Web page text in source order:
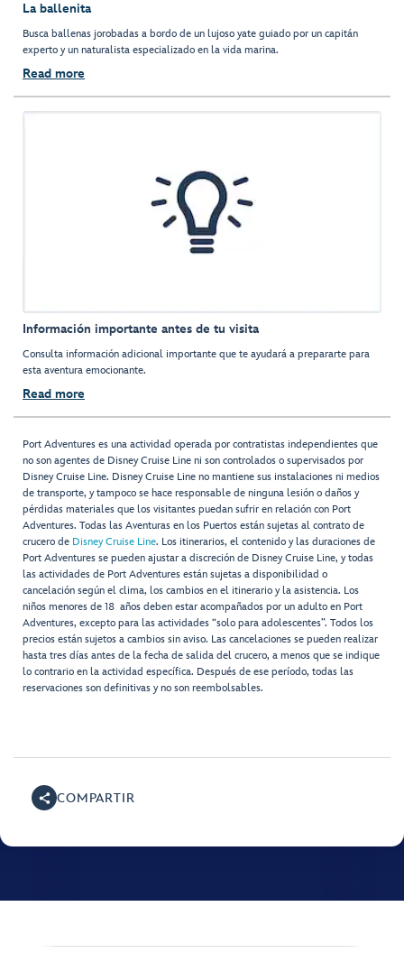
La ballenita
Busca ballenas jorobadas a bordo de un lujoso yate guiado por un capitán
experto y un naturalista especializado en la vida marina.
Read more
Información importante antes de tu visita
Consulta información adicional importante que te ayudará a prepararte para
esta aventura emocionante.
Read more
Port Adventures es una actividad operada por contratistas independientes que
no son agentes de Disney Cruise Line ni son controlados o supervisados por
Disney Cruise Line. Disney Cruise Line no mantiene sus instalaciones ni medios
de transporte, y tampoco se hace responsable de ninguna lesión o daños y
pérdidas materiales que los visitantes puedan sufrir en relación con Port
Adventures. Todas las Aventuras en los Puertos están sujetas al contrato de
crucero de Disney Cruise Line. Los itinerarios, el contenido y las duraciones de
Port Adventures se pueden ajustar a discreción de Disney Cruise Line, y todas
las actividades de Port Adventures están sujetas a disponibilidad o
cancelación según el clima, los cambios en el itinerario y la asistencia. Los
niños menores de 18 años deben estar acompañados por un adulto en Port
Adventures, excepto para las actividades “solo para adolescentes”. Todos los
precios están sujetos a cambios sin aviso. Las cancelaciones se pueden realizar
hasta tres días antes de la fecha de salida del crucero, a menos que se indique
lo contrario en la actividad específica. Después de ese período, todas las
reservaciones son definitivas y no son reembolsables.
COMPARTIR